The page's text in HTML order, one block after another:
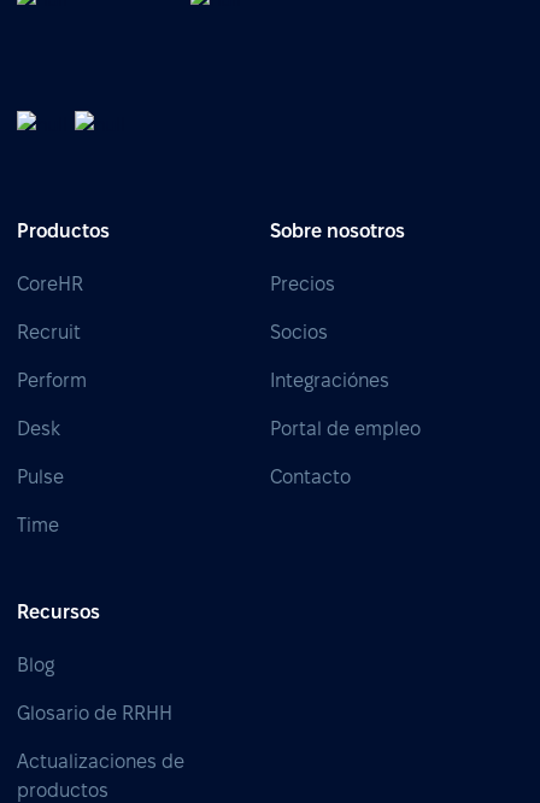
Productos
CoreHR
Recruit
Perform
Desk
Pulse
Time
Sobre nosotros
Precios
Socios
Integraciónes
Portal de empleo
Contacto
Recursos
Blog
Glosario de RRHH
Actualizaciones de
productos